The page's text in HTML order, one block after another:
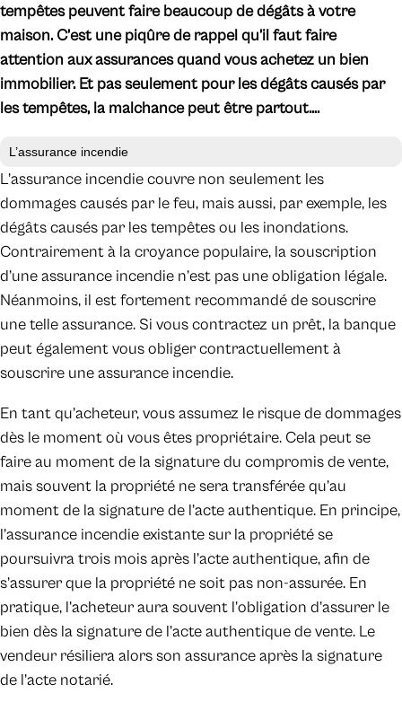
tempêtes peuvent faire beaucoup de dégâts à votre
maison. C’est une piqûre de rappel qu’il faut faire
attention aux assurances quand vous achetez un bien
immobilier. Et pas seulement pour les dégâts causés par
les tempêtes, la malchance peut être partout….
L’assurance incendie
L’assurance incendie couvre non seulement les
dommages causés par le feu, mais aussi, par exemple, les
dégâts causés par les tempêtes ou les inondations.
Contrairement à la croyance populaire, la souscription
d’une assurance incendie n’est pas une obligation légale.
Néanmoins, il est fortement recommandé de souscrire
une telle assurance. Si vous contractez un prêt, la banque
peut également vous obliger contractuellement à
souscrire une assurance incendie.
En tant qu’acheteur, vous assumez le risque de dommages
dès le moment où vous êtes propriétaire. Cela peut se
faire au moment de la signature du compromis de vente,
mais souvent la propriété ne sera transférée qu’au
moment de la signature de l’acte authentique. En principe,
l’assurance incendie existante sur la propriété se
poursuivra trois mois après l’acte authentique, afin de
s’assurer que la propriété ne soit pas non-assurée. En
pratique, l’acheteur aura souvent l’obligation d’assurer le
bien dès la signature de l’acte authentique de vente. Le
vendeur résiliera alors son assurance après la signature
de l’acte notarié.